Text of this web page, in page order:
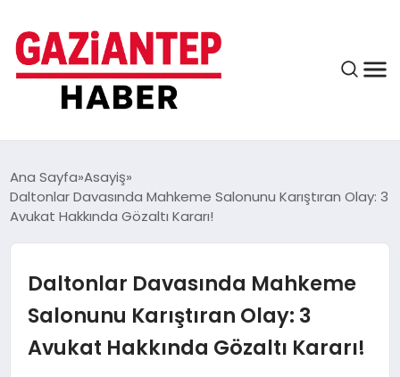
ASAYIŞ
EĞITIM
FINANS
Ana Sayfa Asayiş
Daltonlar Davasında Mahkeme Salonunu Karıştıran Olay: 3
Avukat Hakkında Gözaltı Kararı!
Daltonlar Davasında Mahkeme
Salonunu Karıştıran Olay: 3
Avukat Hakkında Gözaltı Kararı!